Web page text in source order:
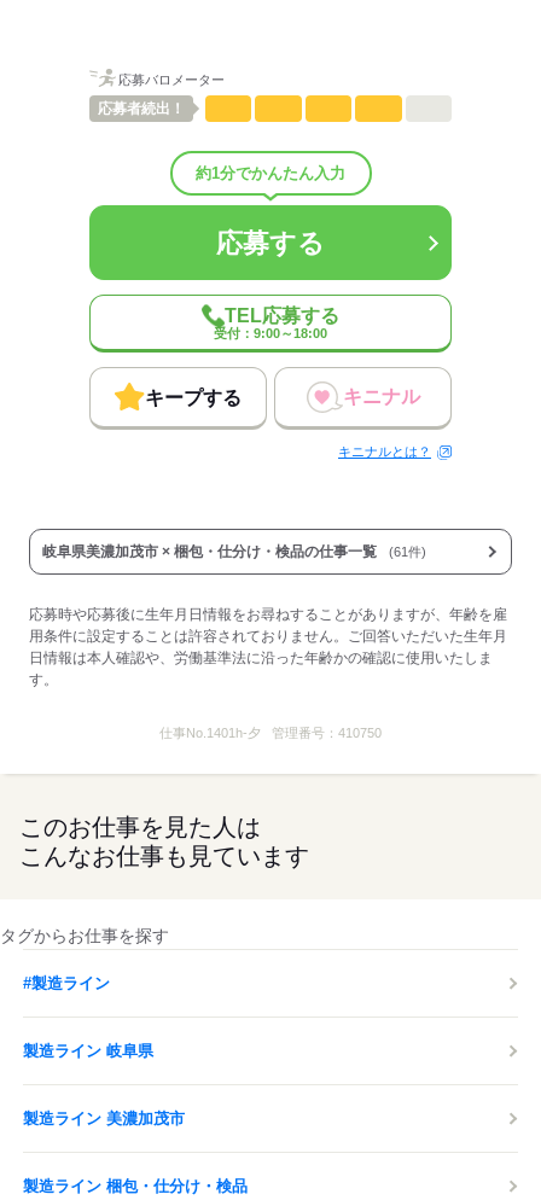
応募する
応募バロメーター
応募者続出！
約1分でかんたん入力
応募する
TEL応募する
受付：9:00～18:00
キープする キニナル
キニナルとは？
岐阜県美濃加茂市 × 梱包・仕分け・検品の仕事一覧 (61件)
応募時や応募後に生年月日情報をお尋ねすることがありますが、年齢を雇
用条件に設定することは許容されておりません。ご回答いただいた生年月
日情報は本人確認や、労働基準法に沿った年齢かの確認に使用いたしま
す。
仕事No. 1401h-夕 管理番号：410750
このお仕事を見た人は
こんなお仕事も見ています
タグからお仕事を探す
#製造ライン
製造ライン 岐阜県
製造ライン 美濃加茂市
製造ライン 梱包・仕分け・検品